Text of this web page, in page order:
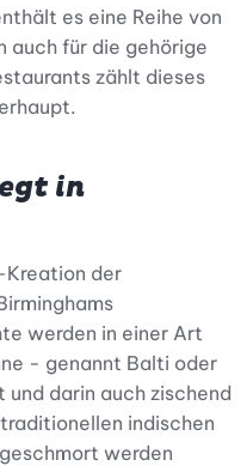
es eine Reihe von
auch für die gehörige
zählt dieses
in
Kreation der
werden in einer Art
- genannt Balti oder
darin auch zischend
indischen
werden